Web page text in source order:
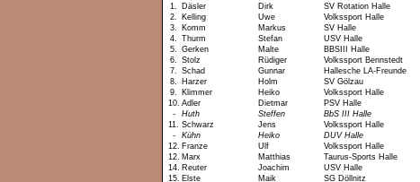
1. Däsler Dirk SV Rotation Halle
2.
Kelling Uwe Volkssport Halle
3.
Komm Markus SV Halle
4.
Thurm Stefan USV Halle
5.
Gerken Malte BBSIII Halle
6.
Stolz Rüdiger Volkssport Bennstedt
7.
Schad Gunnar Hallesche LA-Freunde
8.
Harzer Holm SV Gölzau
9.
Klimmer Heiko Volkssport Halle
10. Adler Dietmar PSV Halle
-
Huth Steffen BbS III Halle
11.
Schwarz Jens Volkssport Halle
-
Kühn Heiko DUV Halle
12. Franze Ulf Volkssport Halle
12. Marx Matthias Taurus-Sports Halle
14. Reuter Joachim USV Halle
15. Elste Maik SG Döllnitz